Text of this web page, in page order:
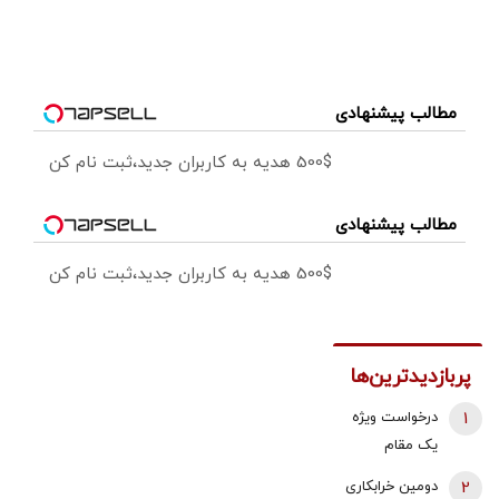
مطالب پیشنهادی
500$ هدیه به کاربران جدید،ثبت نام کن
مطالب پیشنهادی
500$ هدیه به کاربران جدید،ثبت نام کن
پربازدیدترین‌ها
درخواست ویژه
یک مقام
1
دومین خرابکاری
2